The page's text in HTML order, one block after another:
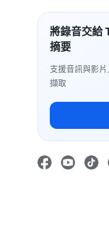
將錄音交給
摘要
支援音訊與影
擷取